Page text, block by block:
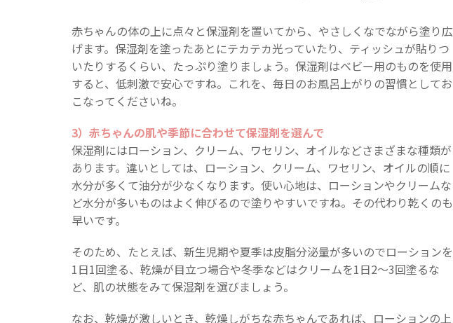
赤ちゃんの体の上に点々と保湿剤を置いてから、やさしくなでながら塗り広
げます。保湿剤を塗ったあとにテカテカ光っていたり、ティッシュが貼りつ
いたりするくらい、たっぷり塗りましょう。保湿剤はベビー用のものを使用
すると、低刺激で安心ですね。これを、毎日のお風呂上がりの習慣としてお
こなってくださいね。
3）赤ちゃんの肌や季節に合わせて保湿剤を選んで
保湿剤にはローション、クリーム、ワセリン、オイルなどさまざまな種類が
あります。違いとしては、ローション、クリーム、ワセリン、オイルの順に
水分が多くて油分が少なくなります。使い心地は、ローションやクリームな
ど水分が多いものはよく伸びるので塗りやすいですね。その代わり乾くのも
早いです。
そのため、たとえば、新生児期や夏季は皮脂分泌量が多いのでローションを
1日1回塗る、乾燥が目立つ場合や冬季などはクリームを1日2～3回塗るな
ど、肌の状態をみて保湿剤を選びましょう。
なお、乾燥が激しいとき、乾燥しがちな赤ちゃんであれば、ローションの上